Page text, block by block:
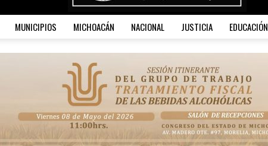
Sábana
MUNICIPIOS MICHOACÁN NACIONAL JUSTICIA EDUCACIÓN